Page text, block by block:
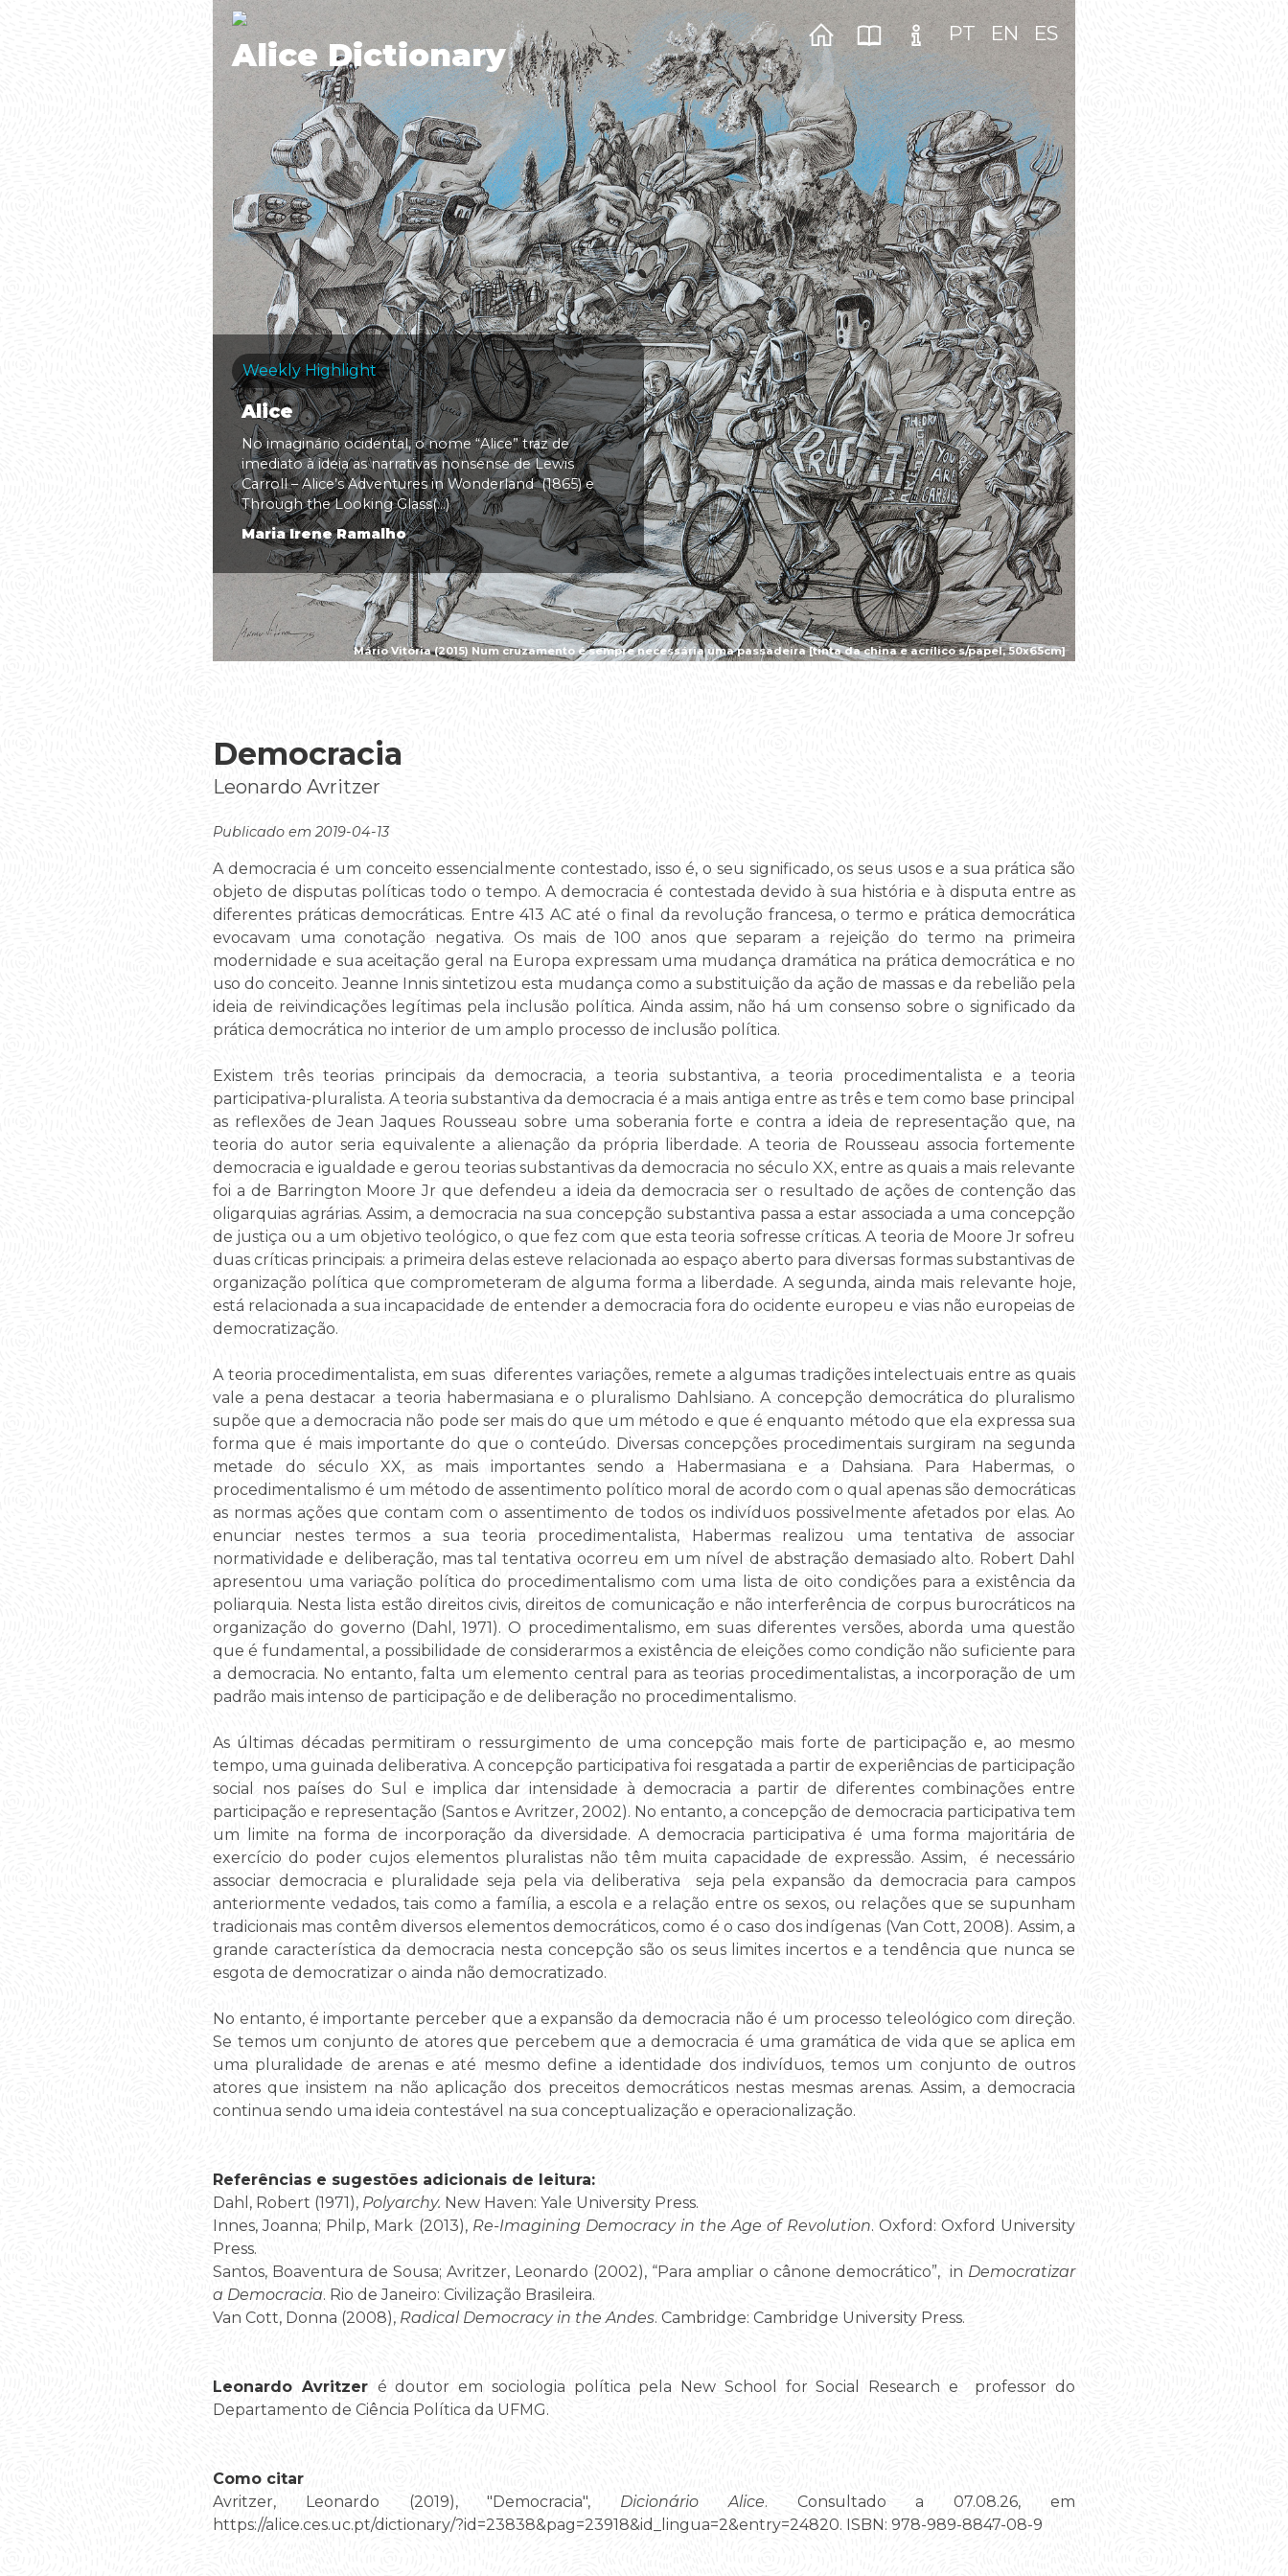
Mário Vitória (2015) Num cruzamento é sempre necessária uma passadeira [tinta da china e acrílico s/papel, 50x65cm]
Alice Dictionary
PT EN ES
Weekly Highlight
Alice
No imaginário ocidental, o nome “Alice” traz de
imediato à ideia as narrativas nonsense de Lewis
Carroll – Alice’s Adventures in Wonderland (1865) e
Through the Looking Glass(...)
Maria Irene Ramalho
Democracia
Leonardo Avritzer
Publicado em 2019-04-13
A democracia é um conceito essencialmente contestado, isso é, o seu significado, os seus usos e a sua prática são
objeto de disputas políticas todo o tempo. A democracia é contestada devido à sua história e à disputa entre as
diferentes práticas democráticas. Entre 413 AC até o final da revolução francesa, o termo e prática democrática
evocavam uma conotação negativa. Os mais de 100 anos que separam a rejeição do termo na primeira
modernidade e sua aceitação geral na Europa expressam uma mudança dramática na prática democrática e no
uso do conceito. Jeanne Innis sintetizou esta mudança como a substituição da ação de massas e da rebelião pela
ideia de reivindicações legítimas pela inclusão política. Ainda assim, não há um consenso sobre o significado da
prática democrática no interior de um amplo processo de inclusão política.
Existem três teorias principais da democracia, a teoria substantiva, a teoria procedimentalista e a teoria
participativa-pluralista. A teoria substantiva da democracia é a mais antiga entre as três e tem como base principal
as reflexões de Jean Jaques Rousseau sobre uma soberania forte e contra a ideia de representação que, na
teoria do autor seria equivalente a alienação da própria liberdade. A teoria de Rousseau associa fortemente
democracia e igualdade e gerou teorias substantivas da democracia no século XX, entre as quais a mais relevante
foi a de Barrington Moore Jr que defendeu a ideia da democracia ser o resultado de ações de contenção das
oligarquias agrárias. Assim, a democracia na sua concepção substantiva passa a estar associada a uma concepção
de justiça ou a um objetivo teológico, o que fez com que esta teoria sofresse críticas. A teoria de Moore Jr sofreu
duas críticas principais: a primeira delas esteve relacionada ao espaço aberto para diversas formas substantivas de
organização política que comprometeram de alguma forma a liberdade. A segunda, ainda mais relevante hoje,
está relacionada a sua incapacidade de entender a democracia fora do ocidente europeu e vias não europeias de
democratização.
A teoria procedimentalista, em suas diferentes variações, remete a algumas tradições intelectuais entre as quais
vale a pena destacar a teoria habermasiana e o pluralismo Dahlsiano. A concepção democrática do pluralismo
supõe que a democracia não pode ser mais do que um método e que é enquanto método que ela expressa sua
forma que é mais importante do que o conteúdo. Diversas concepções procedimentais surgiram na segunda
metade do século XX, as mais importantes sendo a Habermasiana e a Dahsiana. Para Habermas, o
procedimentalismo é um método de assentimento político moral de acordo com o qual apenas são democráticas
as normas ações que contam com o assentimento de todos os indivíduos possivelmente afetados por elas. Ao
enunciar nestes termos a sua teoria procedimentalista, Habermas realizou uma tentativa de associar
normatividade e deliberação, mas tal tentativa ocorreu em um nível de abstração demasiado alto. Robert Dahl
apresentou uma variação política do procedimentalismo com uma lista de oito condições para a existência da
poliarquia. Nesta lista estão direitos civis, direitos de comunicação e não interferência de corpus burocráticos na
organização do governo (Dahl, 1971). O procedimentalismo, em suas diferentes versões, aborda uma questão
que é fundamental, a possibilidade de considerarmos a existência de eleições como condição não suficiente para
a democracia. No entanto, falta um elemento central para as teorias procedimentalistas, a incorporação de um
padrão mais intenso de participação e de deliberação no procedimentalismo.
As últimas décadas permitiram o ressurgimento de uma concepção mais forte de participação e, ao mesmo
tempo, uma guinada deliberativa. A concepção participativa foi resgatada a partir de experiências de participação
social nos países do Sul e implica dar intensidade à democracia a partir de diferentes combinações entre
participação e representação (Santos e Avritzer, 2002). No entanto, a concepção de democracia participativa tem
um limite na forma de incorporação da diversidade. A democracia participativa é uma forma majoritária de
exercício do poder cujos elementos pluralistas não têm muita capacidade de expressão. Assim, é necessário
associar democracia e pluralidade seja pela via deliberativa seja pela expansão da democracia para campos
anteriormente vedados, tais como a família, a escola e a relação entre os sexos, ou relações que se supunham
tradicionais mas contêm diversos elementos democráticos, como é o caso dos indígenas (Van Cott, 2008). Assim, a
grande característica da democracia nesta concepção são os seus limites incertos e a tendência que nunca se
esgota de democratizar o ainda não democratizado.
No entanto, é importante perceber que a expansão da democracia não é um processo teleológico com direção.
Se temos um conjunto de atores que percebem que a democracia é uma gramática de vida que se aplica em
uma pluralidade de arenas e até mesmo define a identidade dos indivíduos, temos um conjunto de outros
atores que insistem na não aplicação dos preceitos democráticos nestas mesmas arenas. Assim, a democracia
continua sendo uma ideia contestável na sua conceptualização e operacionalização.
Referências e sugestões adicionais de leitura:
Dahl, Robert (1971), Polyarchy. New Haven: Yale University Press.
Innes, Joanna; Philp, Mark (2013), Re-Imagining Democracy in the Age of Revolution. Oxford: Oxford University
Press.
Santos, Boaventura de Sousa; Avritzer, Leonardo (2002), “Para ampliar o cânone democrático”, in Democratizar
a Democracia. Rio de Janeiro: Civilização Brasileira.
Van Cott, Donna (2008), Radical Democracy in the Andes. Cambridge: Cambridge University Press.
Leonardo Avritzer é doutor em sociologia política pela New School for Social Research e professor do
Departamento de Ciência Política da UFMG.
Como citar
Avritzer, Leonardo (2019), "Democracia", Dicionário Alice. Consultado a 07.08.26, em
https://alice.ces.uc.pt/dictionary/?id=23838&pag=23918&id_lingua=2&entry=24820. ISBN: 978-989-8847-08-9